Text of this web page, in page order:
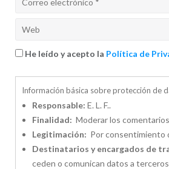
He leído y acepto la Política de
Información básica sobre protección de
Responsable: E. L. F..
Finalidad: Moderar los
Legitimación: Por consentimiento
Destinatarios y encargados de
ceden o comunican datos a